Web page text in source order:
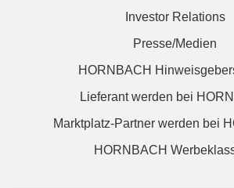
Investor Relations
Presse/Medien
HORNBACH
Lieferant werden bei
Marktplatz-Partner werden bei
HORNBACH